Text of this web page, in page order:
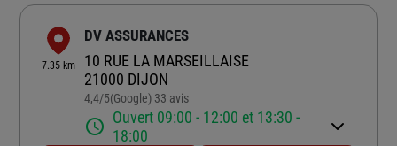
7.35 km
DV ASSURANCES
10 RUE LA MARSEILLAISE
21000 DIJON
4,4/5Note de 4.4 sur 5
(Google) 33 avis
Ouvert 09:00 - 12:00 et 13:30 -
18:00